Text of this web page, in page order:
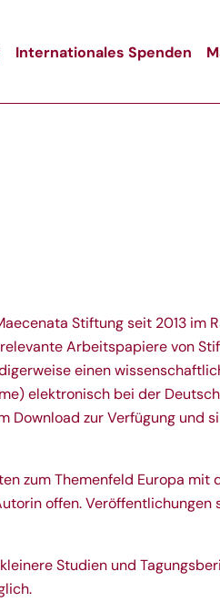
Internationales Spenden
Stiftung seit 2013 im
Arbeitspapiere von
einen
elektronisch bei der
Download zur Verfügung und
zum Themenfeld Europa
offen.
Studien und